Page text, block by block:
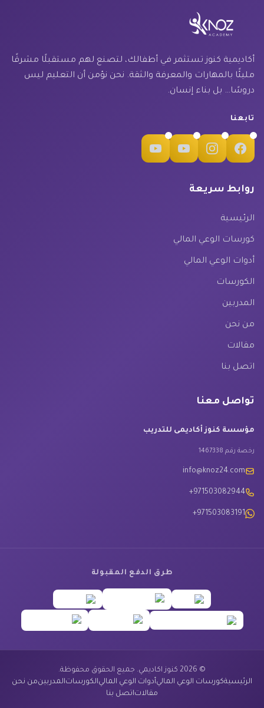
أكاديمية كنوز تستثمر في أطفالك، لتصنع لهم مستقبلًا مشرقًا
مليئًا بالمهارات والمعرفة والثقة. نحن نؤمن أن التعليم ليس
دروسًا… بل بناء إنسان.
تابعنا
روابط سريعة
الرئيسية
كورسات الوعي المالي
أدوات الوعي المالي
الكورسات
المدربين
من نحن
مقالات
اتصل بنا
تواصل معنا
مؤسسة كنوز أكاديمى للتدريب
رخصة رقم 1467338
info@knoz24.com
+971503082944
+971503083191
طرق الدفع المقبولة
© 2026 كنوز اكاديمي. جميع الحقوق محفوظة.
الرئيسيةكورسات الوعي الماليأدوات الوعي الماليالكورساتالمدربينمن نحن
مقالاتاتصل بنا